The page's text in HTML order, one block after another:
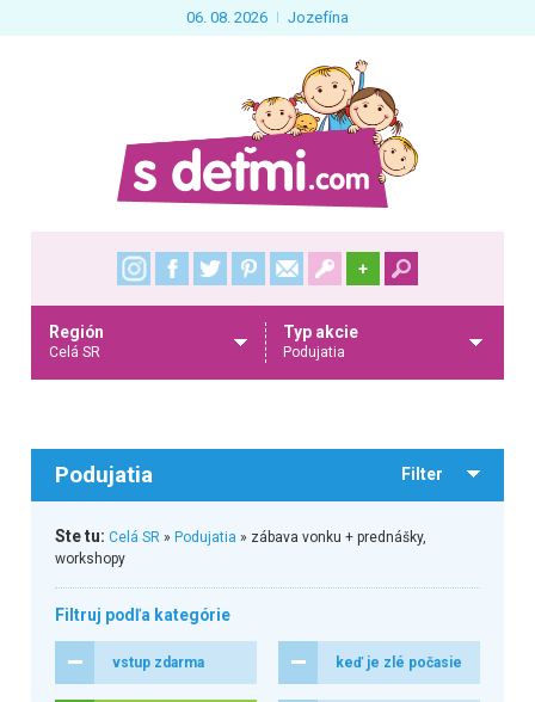
06. 08. 2026 Jozefína
+
Región
Celá SR
Typ akcie
Podujatia
Podujatia Filter
Ste tu: Celá SR» Podujatia » zábava vonku + prednášky,
workshopy
Filtruj podľa kategórie
vstup zdarma keď je zlé počasie